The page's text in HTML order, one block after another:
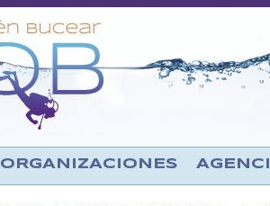
ORGANIZACIONES